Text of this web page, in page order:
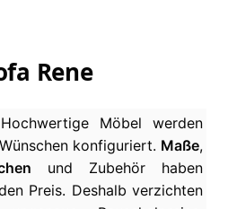
Rene
Hochwertige Möbel werden
konfiguriert. Maße,
und Zubehör haben
Preis. Deshalb verzichten